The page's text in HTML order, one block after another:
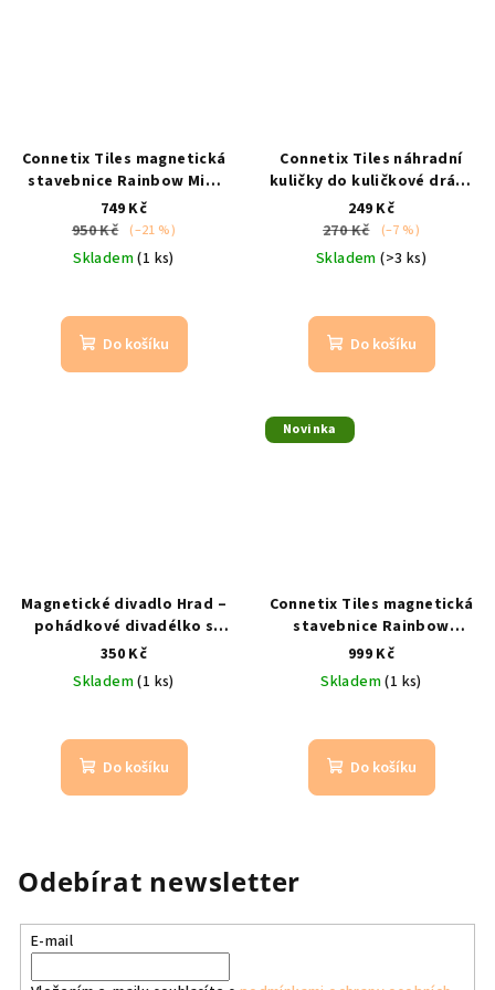
Connetix Tiles magnetická
stavebnice Rainbow Mini
Pack 24 ksMini / od 3 let /
kompatibilní s Magna Tiles
749 Kč
950 Kč (–21 %)
Skladem(1 ks)
Do košíku
Connetix Tiles náhradní
kuličky do kuličkové dráhy
12 ks duhovéoriginální
příslušenství
249 Kč
270 Kč
(–7 %)
Skladem(>3 ks)
Do košíku
Magnetické divadlo Hrad –
pohádkové divadélko s
figurkami pro děti
/ pohádkové divadélko /
figurky
350 Kč
Skladem(1 ks)
Do košíku
Novinka
Connetix Tiles magnetická
stavebnice Rainbow
Motion Pack 24 ks
3 let / duhová
999 Kč
Skladem(1 ks)
Do košíku
Odebírat newsletter
E-mail